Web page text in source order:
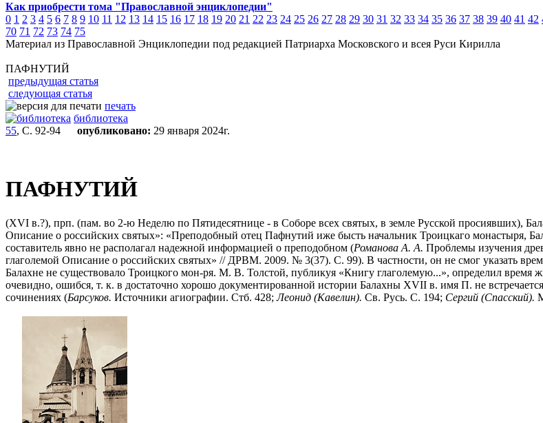
Как приобрести тома "Православной энциклопедии"
0 1 2 3 4 5 6 7 8 9 10 11 12 13 14 15 16 17 18 19 20 21 22 23 24 25 26 27 28 29 30 31 32 33 34 35 36 37 38 39 40 41 42
70 71 72 73 74 75
Материал из Православной Энциклопедии под редакцией Патриарха Московского и всея Руси Кирилла
ПАФНУТИЙ
предыдущая статья
следующая статья
печать
библиотека
55, С. 92-94 опубликовано: 29 января 2024г.
ПАФНУТИЙ
(XVI в.?), прп. (пам. во 2-ю Неделю по Пятидесятнице - в Соборе всех святых, в земле Русской просиявших),
Описание о российских святых»: «Преподобный отец Пафнутий иже бысть начальник Троицкаго монастыря,
составитель явно не располагал надежной информацией о преподобном (Романова А. А. Проблемы изучения
глаголемой Описание о российских святых» // ДРВМ. 2009. № 3(37). С. 99). В частности, он не смог указать
Балахне не существовало Троицкого мон-ря. М. В. Толстой, публикуя «Книгу глаголемую...», определил
очевидно, ошибся, т. к. в достаточно хорошо документированной истории Балахны XVII в. имя П. не
сочинениях (Барсуков. Источники агиографии. Стб. 428;Леонид (Кавелин). Св. Русь. С. 194; Сергий (Спасский).